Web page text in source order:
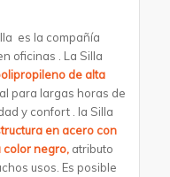
es la compañía
oficinas . La Silla
de alta
para largas horas de
y confort . la Silla
en acero con
color negro, atributo
usos. Es posible